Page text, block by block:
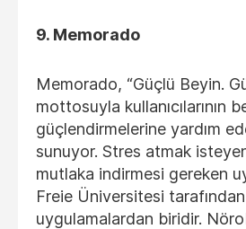
9. Memorado
Memorado, “Güçlü Beyin.
mottosuyla kullanıcılarının
güçlendirmelerine yardım
sunuyor. Stres atmak
mutlaka indirmesi gereken
Freie Üniversitesi
uygulamalardan biridir.